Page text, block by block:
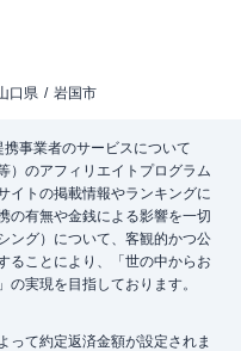
口県 岩国市
事業者のサービスについて
）のアフィリエイトプログラム
イトの掲載情報やランキングに
の有無や金銭による影響を一切
ング）について、客観的かつ公
ることにより、「世の中からお
実現を目指しております。
て約定返済金額が設定されま